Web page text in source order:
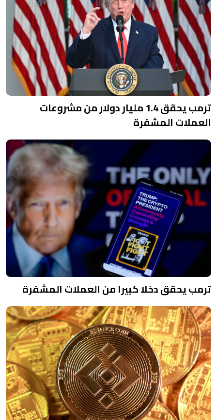
ترمب يحقق 1.4 مليار دولار من مشروعات
العملات المشفرة
ترمب يحقق دخلا كبيرا من العملات المشفرة